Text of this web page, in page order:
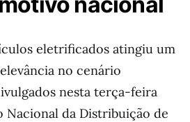
eletrificados atingiu um
no cenário
nesta terça-feira
Nacional da Distribuição de